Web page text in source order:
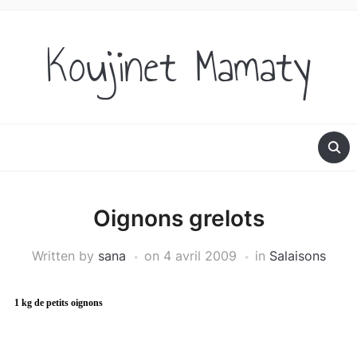
Koujinet Mamaty
Oignons grelots
Written by sana on 4 avril 2009 in Salaisons
1 kg de petits oignons